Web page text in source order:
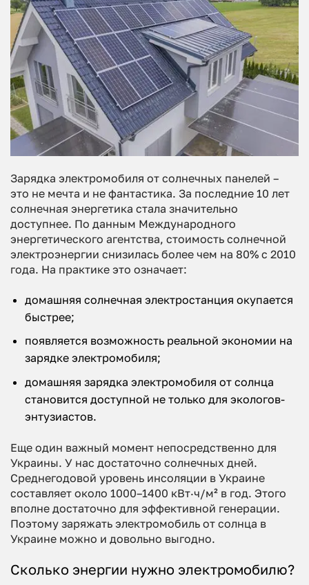
Зарядка электромобиля от солнечных панелей –
это не мечта и не фантастика. За последние 10 лет
солнечная энергетика стала значительно
доступнее. По данным Международного
энергетического агентства, стоимость солнечной
электроэнергии снизилась более чем на 80% с 2010
года. На практике это означает:
домашняя солнечная электростанция окупается
быстрее;
появляется возможность реальной экономии на
зарядке электромобиля;
домашняя зарядка электромобиля от солнца
становится доступной не только для экологов-
энтузиастов.
Еще один важный момент непосредственно для
Украины. У нас достаточно солнечных дней.
Среднегодовой уровень инсоляции в Украине
составляет около 1000–1400 кВт·ч/м² в год. Этого
вполне достаточно для эффективной генерации.
Поэтому заряжать электромобиль от солнца в
Украине можно и довольно выгодно.
Сколько энергии нужно электромобилю?